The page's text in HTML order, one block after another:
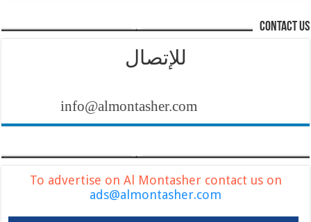
contact us
للإتصال
info@almontasher.com
To advertise on Al Montasher contact us on
ads@almontasher.com